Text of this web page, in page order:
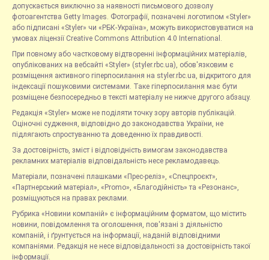
допускається виключно за наявності письмового дозволу
фотоагентства Getty Images. Фотографії, позначені логотипом «Styler»
або підписані «Styler» чи «РБК-Україна», можуть використовуватися на
умовах ліцензії Creative Commons Attribution 4.0 International.
При повному або частковому відтворенні інформаційних матеріалів,
опублікованих на вебсайті «Styler» (styler.rbc.ua), обов'язковим є
розміщення активного гіперпосилання на styler.rbc.ua, відкритого для
індексації пошуковими системами. Таке гіперпосилання має бути
розміщене безпосередньо в тексті матеріалу не нижче другого абзацу.
Редакція «Styler» може не поділяти точку зору авторів публікацій.
Оціночні судження, відповідно до законодавства України, не
підлягають спростуванню та доведенню їх правдивості.
За достовірність, зміст і відповідність вимогам законодавства
рекламних матеріалів відповідальність несе рекламодавець.
Матеріали, позначені плашками «Прес-реліз», «Спецпроєкт»,
«Партнерський матеріал», «Promo», «Благодійність» та «Резонанс»,
розміщуються на правах реклами.
Рубрика «Новини компаній» є інформаційним форматом, що містить
новини, повідомлення та оголошення, пов'язані з діяльністю
компаній, і ґрунтується на інформації, наданій відповідними
компаніями. Редакція не несе відповідальності за достовірність такої
інформації.